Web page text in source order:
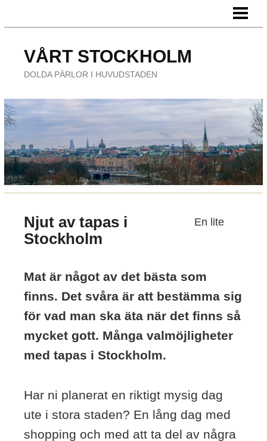
ÄTA UTE
VÅRT STOCKHOLM
DOLDA PÄRLOR I HUVUDSTADEN
Njut av tapas i
Stockholm
Mat är något av det bästa som
finns. Det svåra är att bestämma sig
för vad man ska äta när det finns så
mycket gott. Många valmöjligheter
med tapas i Stockholm.
Har ni planerat en riktigt mysig dag
ute i stora staden? En lång dag med
shopping och med att ta del av några
En lite